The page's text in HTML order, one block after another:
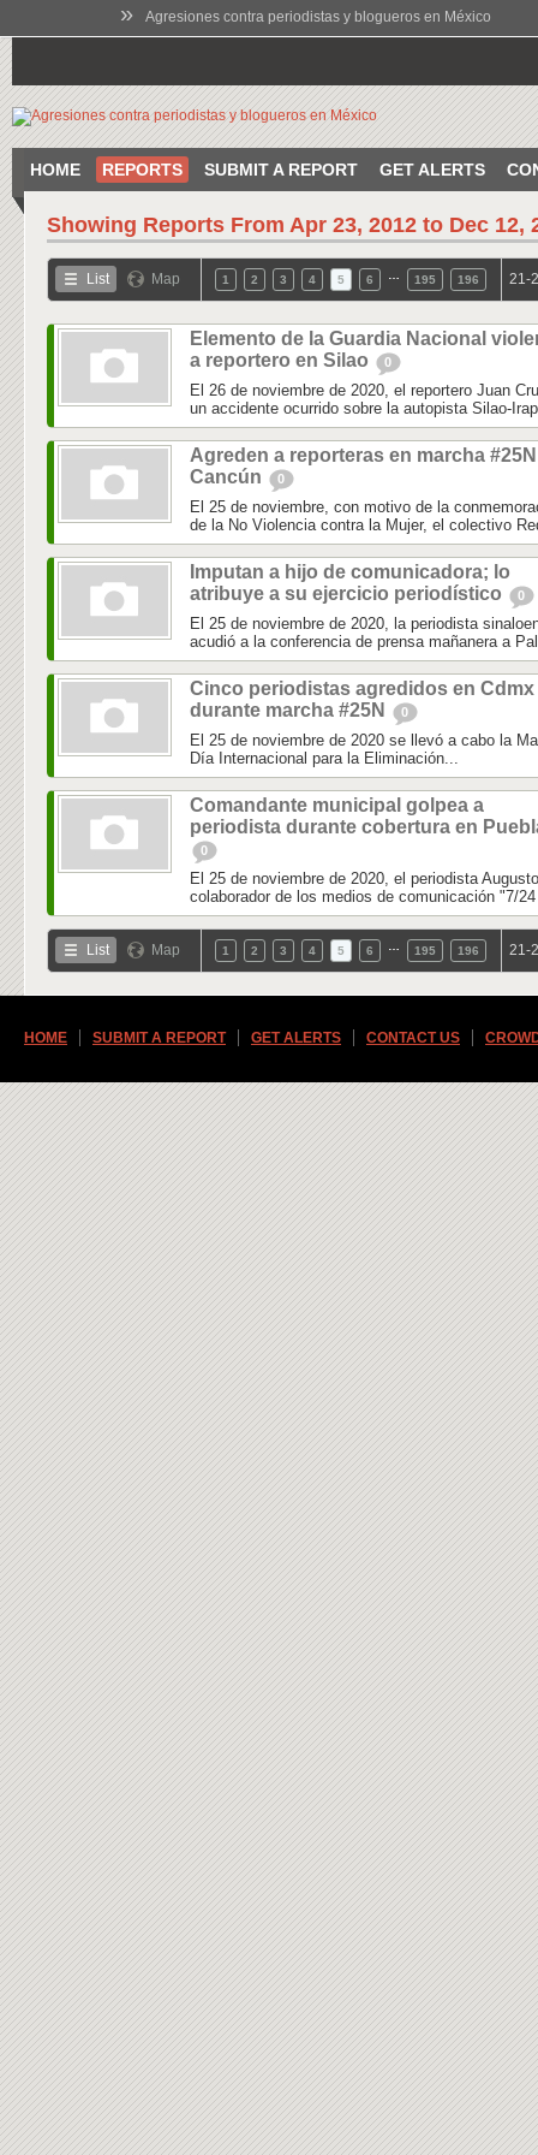
» Agresiones contra periodistas y blogueros en México
HOME REPORTS SUBMIT A REPORT GET ALERTS
Showing Reports From Apr 23, 2012 to Dec 12,
List Map 1 2 3 4 5 6 195 196 21-
Elemento de la Guardia Nacional
a reportero en Silao
0
El 26 de noviembre de 2020, el reportero Juan
un accidente ocurrido sobre la autopista Silao-
Agreden a reporteras en marcha
Cancún
0
El 25 de noviembre, con motivo de la
de la No Violencia contra la Mujer, el colectivo
Imputan a hijo de comunicadora; lo
atribuye a su ejercicio periodístico
0
El 25 de noviembre de 2020, la periodista
acudió a la conferencia de prensa mañanera a
Cinco periodistas agredidos en Cdmx
durante marcha #25N
0
El 25 de noviembre de 2020 se llevó a cabo la
Día Internacional para la Eliminación...
Comandante municipal golpea a
periodista durante cobertura en
0
El 25 de noviembre de 2020, el periodista
colaborador de los medios de comunicación "7/
List Map 1 2 3 4 5 6 195 196 21-
HOME SUBMIT A REPORT GET ALERTS CONTACT US